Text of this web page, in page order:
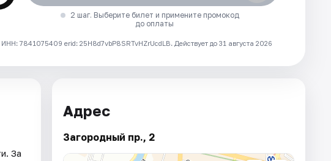
2 шаг. Выберите билет и примените промокод
до оплаты
7841075409 erid: 25H8d7vbP8SRTvHZrUcdLB. Действует до 31 августа 2026
За
Адрес
Загородный пр., 2